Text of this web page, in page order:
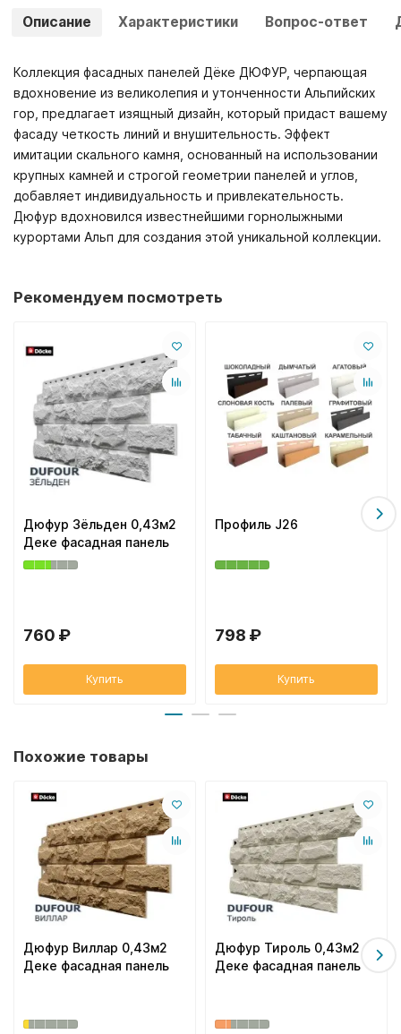
Описание Характеристики Вопрос-ответ
Коллекция фасадных панелей Дёке ДЮФУР, черпающая
вдохновение из великолепия и утонченности Альпийских
гор, предлагает изящный дизайн, который придаст вашему
фасаду четкость линий и внушительность. Эффект
имитации скального камня, основанный на использовании
крупных камней и строгой геометрии панелей и углов,
добавляет индивидуальность и привлекательность.
Дюфур вдохновился известнейшими горнолыжными
курортами Альп для создания этой уникальной коллекции.
Рекомендуем посмотреть
Дюфур Зёльден 0,43м2
Деке фасадная панель
760 ₽
Купить
Профиль J26
798 ₽
Купить
Похожие товары
Дюфур Виллар 0,43м2
Деке фасадная панель
Дюфур Тироль 0,43м2
Деке фасадная панель